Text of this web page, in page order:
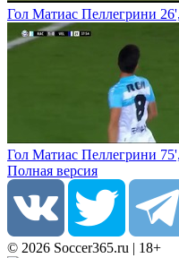
Гол Матиас Пеллегрини
Гол Матиас Пеллегрини
Полная версия
© 2026 Soccer365.ru | 18+